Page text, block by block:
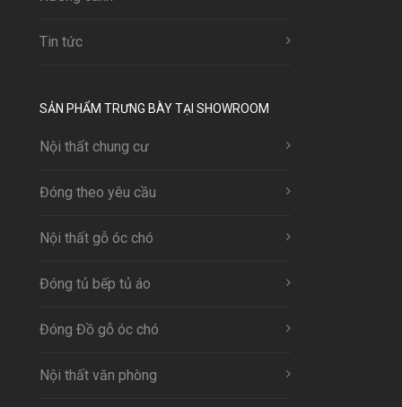
Tin tức
SẢN PHẨM TRƯNG BÀY TẠI SHOWROOM
Nội thất chung cư
Đóng theo yêu cầu
Nội thất gỗ óc chó
Đóng tủ bếp tủ áo
Đóng Đồ gỗ óc chó
Nội thất văn phòng